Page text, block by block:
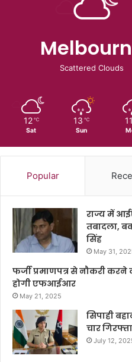
Scattered Clouds
12 ℃
Sat
13 ℃
Sun
11
Popular
राज्य में
तबादला,
सिंह
May 31,
फर्जी प्रमाणपत्र से नौकरी करने
होगी एफआईआर
May 21, 2025
सिपाही
चार
July 12,